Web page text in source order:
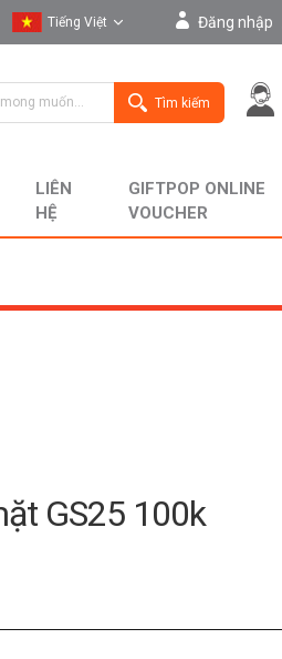
Tiếng Việt
English
Đăng nhập
Tìm kiếm
LIÊN
HỆ
GIFTPOP ONLINE
VOUCHER
GS25 100k